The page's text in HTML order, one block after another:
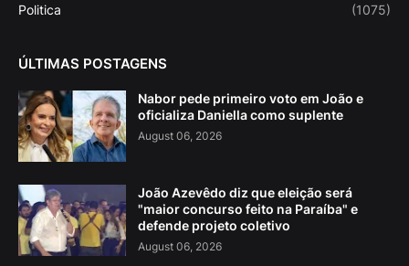
Politica (1075)
ÚLTIMAS POSTAGENS
Nabor pede primeiro voto em João e
oficializa Daniella como suplente
August 06, 2026
João Azevêdo diz que eleição será
"maior concurso feito na Paraíba" e
defende projeto coletivo
August 06, 2026